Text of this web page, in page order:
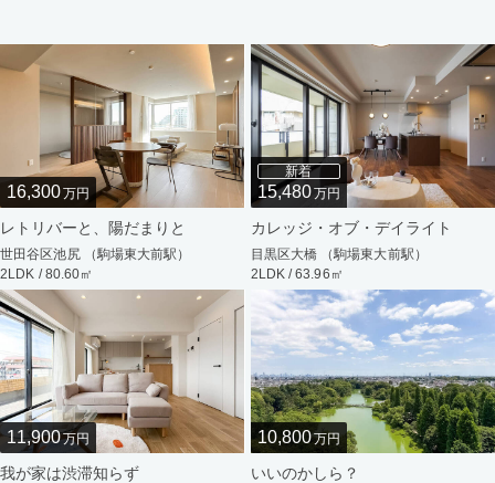
16,300万円
レトリバーと、陽だまりと
世田谷区池尻 （駒場東大前駅）
2LDK / 80.60㎡
新着
15,480万円
カレッジ・オブ・デイライト
目黒区大橋 （駒場東大前駅）
2LDK / 63.96㎡
11,900万円
我が家は渋滞知らず
10,800万円
いいのかしら？